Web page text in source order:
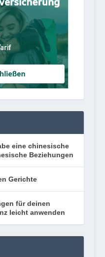
eine chinesische
Beziehungen
Gerichte
für deinen
leicht anwenden